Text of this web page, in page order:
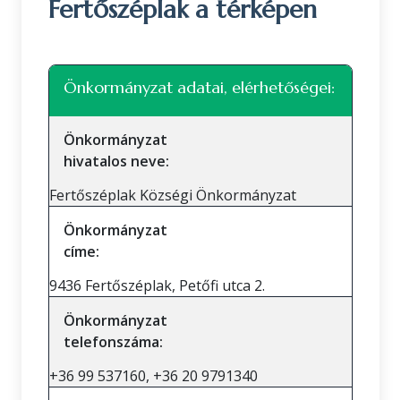
Fertőszéplak a térképen
+
Önkormányzat adatai, elérhetőségei:
Önkormányzat
hivatalos neve:
Fertőszéplak Községi Önkormányzat
Önkormányzat
címe:
9436 Fertőszéplak, Petőfi utca 2.
Önkormányzat
telefonszáma:
+36 99 537160, +36 20 9791340